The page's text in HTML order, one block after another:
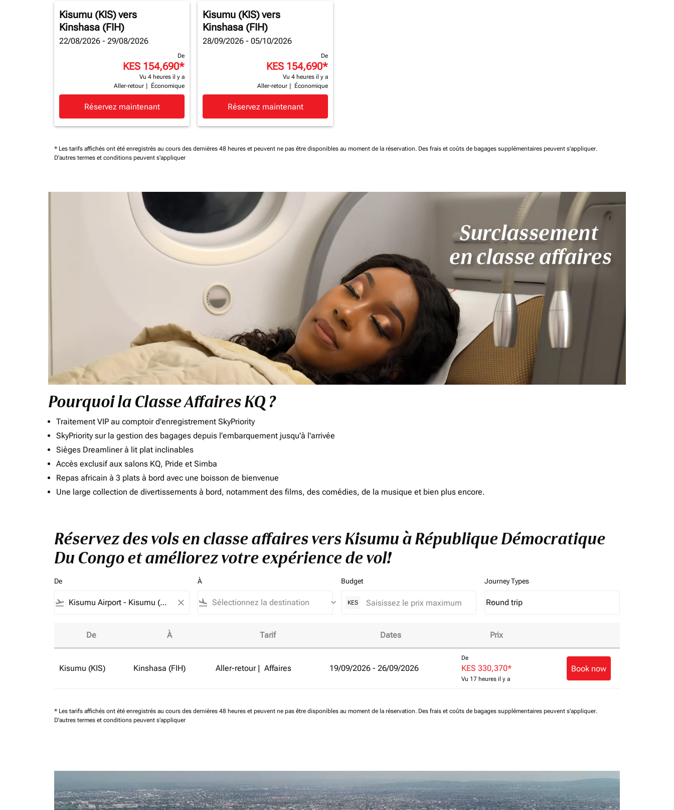
Kisumu (KIS)vers
Kinshasa (FIH)
22/08/2026 - 29/08/2026
De
KES 154,690*
Vu 4 heures il y a
Aller-retour
Économique
Réservez maintenant
Kisumu (KIS)vers
Kinshasa (FIH)
28/09/2026 - 05/10/2026
De
KES 154,690*
Vu 4 heures il y a
Aller-retour
Économique
Réservez maintenant
* Les tarifs affichés ont été enregistrés au cours des dernières 48 heures et peuvent ne pas être disponibles au moment de la réservation. Des frais et coûts de bagages supplémentaires peuvent s'appliquer.
D'autres termes et conditions peuvent s'appliquer
Pourquoi la Classe Affaires KQ ?
Traitement VIP au comptoir d'enregistrement SkyPriority
SkyPriority sur la gestion des bagages depuis l'embarquement jusqu'à l'arrivée
Sièges Dreamliner à lit plat inclinables
Accès exclusif aux salons KQ, Pride et Simba
Repas africain à 3 plats à bord avec une boisson de bienvenue
Une large collection de divertissements à bord, notamment des films, des comédies, de la musique et bien plus encore.
Réservez des vols en classe affaires vers Kisumu à République Démocratique
Du Congo et améliorez votre expérience de vol!
De
flight_takeoff close
À
flight_land keyboard_arrow_down
Budget
KES
Journey Types
Journey Types option Round trip Selected
Round trip
keyboard_arrow_down
Réservez des vols en classe affaires vers Kisumu à République Démocratique Du Congo et améliorez votre expérience de vol!
De À Tarif Dates Prix
Kisumu (KIS) Kinshasa (FIH) Aller-retour | Affaires 19/09/2026 - 26/09/2026
De
KES 330,370*
Vu 17 heures il y a
Book now
* Les tarifs affichés ont été enregistrés au cours des dernières 48 heures et peuvent ne pas être disponibles au moment de la réservation. Des frais et coûts de bagages supplémentaires peuvent s'appliquer.
D'autres termes et conditions peuvent s'appliquer